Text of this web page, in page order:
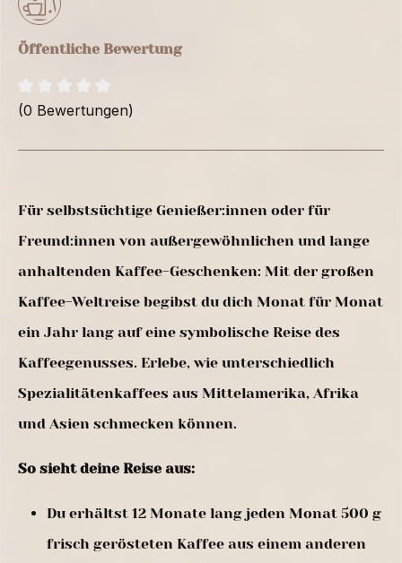
Öffentliche Bewertung
(0 Bewertungen)
Für selbstsüchtige Genießer:innen oder für
Freund:innen von außergewöhnlichen und lange
anhaltenden Kaffee-Geschenken: Mit der großen
Kaffee-Weltreise begibst du dich Monat für Monat
ein Jahr lang auf eine symbolische Reise des
Kaffeegenusses. Erlebe, wie unterschiedlich
Spezialitätenkaffees aus Mittelamerika, Afrika
und Asien schmecken können.
So sieht deine Reise aus:
Du erhältst 12 Monate lang jeden Monat 500 g
frisch gerösteten Kaffee aus einem anderen